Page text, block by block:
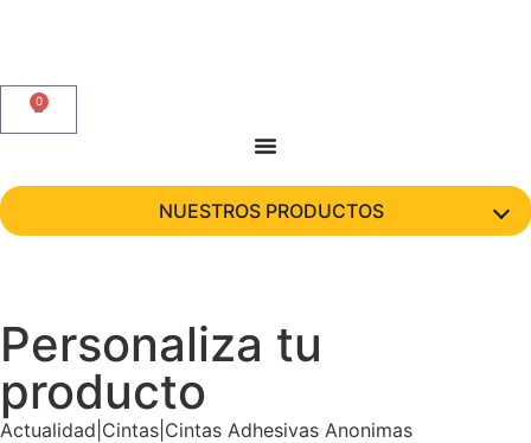
0
NUESTROS PRODUCTOS
Personaliza tu
producto
Actualidad|Cintas|Cintas Adhesivas Anonimas